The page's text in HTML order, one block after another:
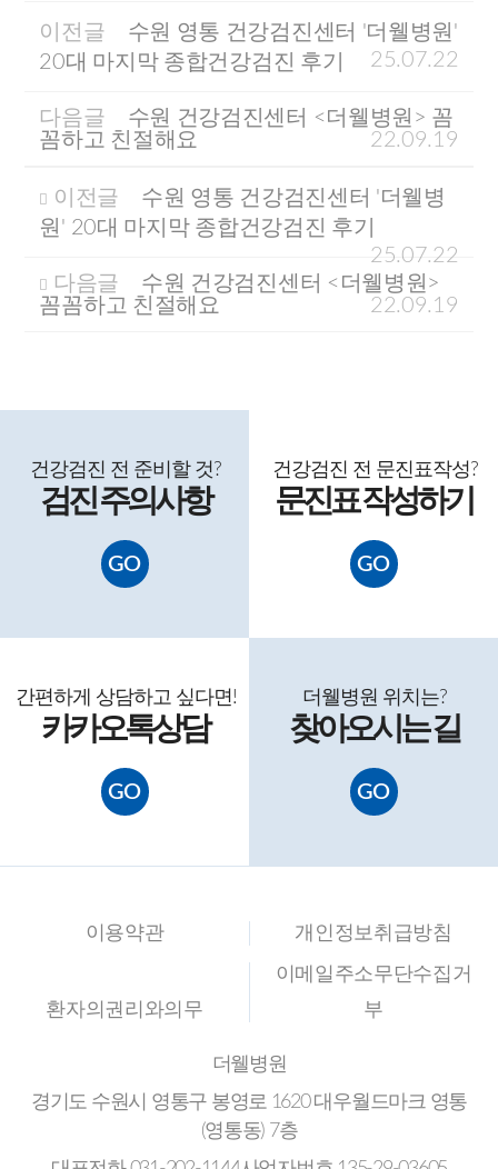
이전글
수원 영통 건강검진센터 '더웰병원'
20대 마지막 종합건강검진 후기
25.07.22
다음글
수원 건강검진센터 <더웰병원> 꼼
꼼하고 친절해요
22.09.19
이전글
수원 영통 건강검진센터 '더웰병
원' 20대 마지막 종합건강검진 후기
25.07.22
다음글
수원 건강검진센터 <더웰병원>
꼼꼼하고 친절해요
22.09.19
건강검진 전 준비할 것?
검진 주의사항
GO
건강검진 전 문진표작성?
문진표 작성하기
GO
간편하게 상담하고 싶다면 !
카카오톡상담
GO
더웰병원 위치는?
찾아오시는 길
GO
이용약관 개인정보취급방침
환자의권리와의무
이메일주소무단수집거
부
더웰병원
경기도 수원시 영통구 봉영로 1620 대우월드마크 영통
(영통동) 7층